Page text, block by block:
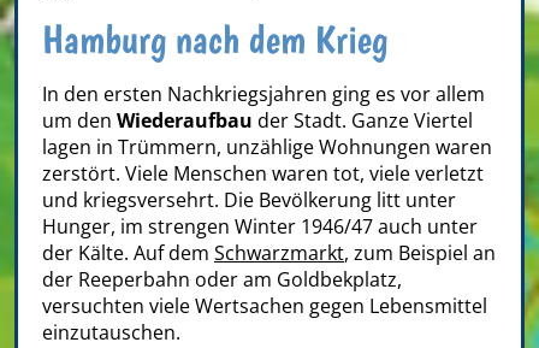
Hamburg nach dem Krieg
In den ersten Nachkriegsjahren ging es vor allem
um den Wiederaufbau der Stadt. Ganze Viertel
lagen in Trümmern, unzählige Wohnungen waren
zerstört. Viele Menschen waren tot, viele verletzt
und kriegsversehrt. Die Bevölkerung litt unter
Hunger, im strengen Winter 1946/47 auch unter
der Kälte. Auf dem Schwarzmarkt, zum Beispiel an
der Reeperbahn oder am Goldbekplatz,
versuchten viele Wertsachen gegen Lebensmittel
einzutauschen.